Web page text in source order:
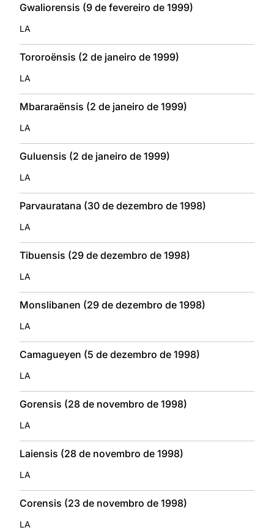
Gwaliorensis (9 de fevereiro de 1999)
LA
Tororoënsis (2 de janeiro de 1999)
LA
Mbararaënsis (2 de janeiro de 1999)
LA
Guluensis (2 de janeiro de 1999)
LA
Parvauratana (30 de dezembro de 1998)
LA
Tibuensis (29 de dezembro de 1998)
LA
Monslibanen (29 de dezembro de 1998)
LA
Camagueyen (5 de dezembro de 1998)
LA
Gorensis (28 de novembro de 1998)
LA
Laiensis (28 de novembro de 1998)
LA
Corensis (23 de novembro de 1998)
LA